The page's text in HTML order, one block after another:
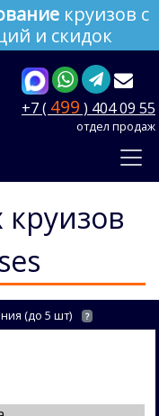
круизов с
и скидок
+7 ( 499 ) 404 09 55
отдел продаж
(до 5 шт) ?